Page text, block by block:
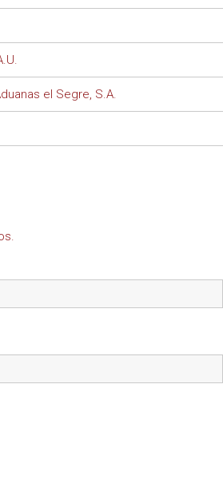
el Segre, S.A.